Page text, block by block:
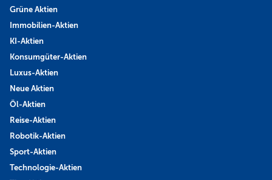
Grüne Aktien
Immobilien-Aktien
KI-Aktien
Konsumgüter-Aktien
Luxus-Aktien
Neue Aktien
Öl-Aktien
Reise-Aktien
Robotik-Aktien
Sport-Aktien
Technologie-Aktien